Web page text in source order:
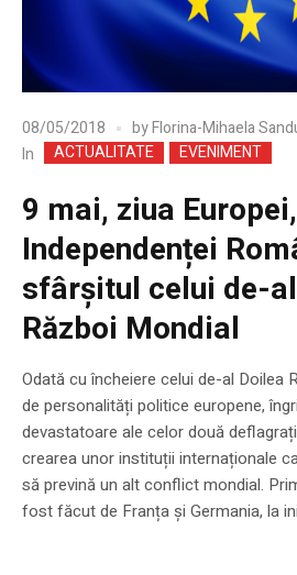
08/05/2018 byFlorina-Mihaela
In
ACTUALITATE EVENIMENT
9 mai, ziua
Independenței
sfârșitul celui de-
Război Mondial
Odată cu încheiere celui de-al Doilea
de personalități politice europene,
devastatoare ale celor două
crearea unor instituții internaționale
să prevină un alt conflict mondial.
fost făcut de Franța și Germania, la